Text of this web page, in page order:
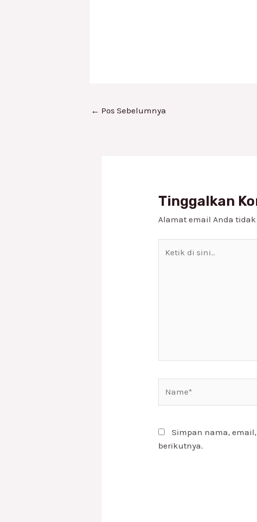
← Pos Sebelumnya
Tinggalkan
Alamat email Anda
Simpan nama,
berikutnya.